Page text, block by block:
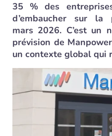
35 % des
d’embaucher sur
mars 2026. C’est un
prévision de
un contexte global qui